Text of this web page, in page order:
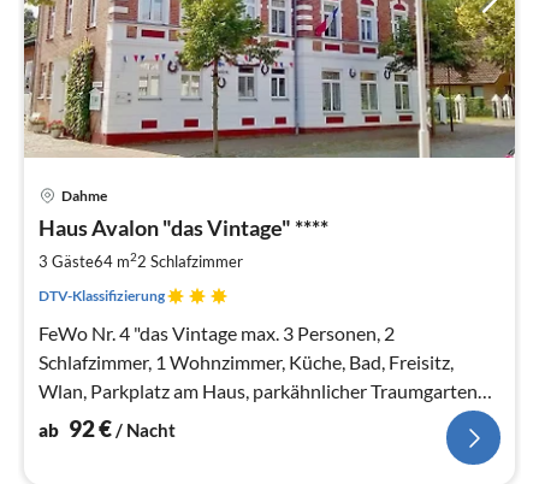
Dahme
Haus Avalon "das Vintage" ****
3 Gäste64 m22 Schlafzimmer
DTV-Klassifizierung
FeWo Nr. 4 "das Vintage max. 3 Personen, 2
Schlafzimmer, 1 Wohnzimmer, Küche, Bad, Freisitz,
Wlan, Parkplatz am Haus, parkähnlicher Traumgarten
mit Storchennest, Kinder ab 6 Jahre.
ab 92€/ Nacht